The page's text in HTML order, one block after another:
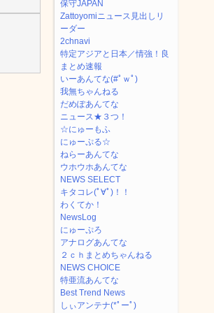
保守JAPAN
Zattoyomiニュース見出しリ
ーダー
2chnavi
特定アジアと日本／情強！良
まとめ速報
いーあんてな(#ﾟｗﾟ)
我無ちゃんねる
だめぽあんてな
ニュース★３つ！
☆にゅーもふ
にゅーぷる☆
ねらーあんてな
ウホウホあんてな
NEWS SELECT
キタコレ(ﾟ∀ﾟ)！！
わくてか！
NewsLog
にゅーぷろ
アナログあんてな
２ｃｈまとめちゃんねる
NEWS CHOICE
特亜流あんてな
Best Trend News
しぃアンテナ(*ﾟーﾟ)